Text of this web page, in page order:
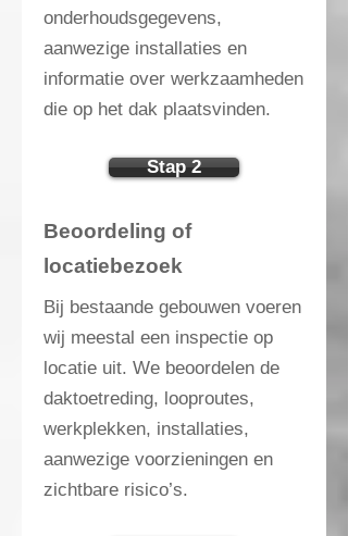
onderhoudsgegevens,
aanwezige installaties en
informatie over werkzaamheden
die op het dak plaatsvinden.
Stap 2
Beoordeling of
locatiebezoek
Bij bestaande gebouwen voeren
wij meestal een inspectie op
locatie uit. We beoordelen de
daktoetreding, looproutes,
werkplekken, installaties,
aanwezige voorzieningen en
zichtbare risico’s.